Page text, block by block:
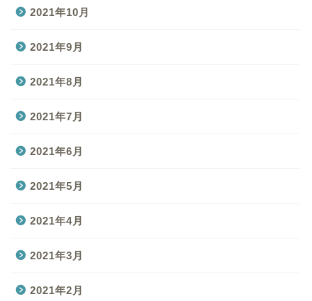
2021年10月
2021年9月
2021年8月
2021年7月
2021年6月
2021年5月
2021年4月
2021年3月
2021年2月